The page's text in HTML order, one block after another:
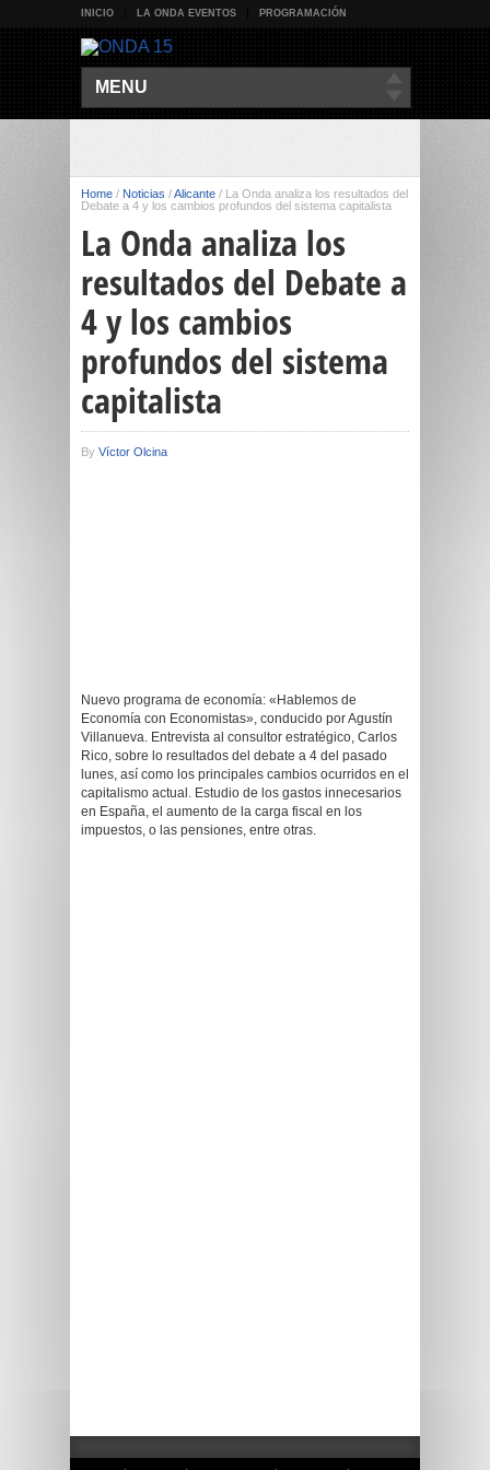
INICIO LA ONDA EVENTOS PROGRAMACIÓN
MENU
Home / Noticias /Alicante / La Onda analiza los resultados del
Debate a 4 y los cambios profundos del sistema capitalista
La Onda analiza los
resultados del Debate a
4 y los cambios
profundos del sistema
capitalista
By Víctor Olcina
Nuevo programa de economía: «Hablemos de
Economía con Economistas», conducido por Agustín
Villanueva. Entrevista al consultor estratégico, Carlos
Rico, sobre lo resultados del debate a 4 del pasado
lunes, así como los principales cambios ocurridos en el
capitalismo actual. Estudio de los gastos innecesarios
en España, el aumento de la carga fiscal en los
impuestos, o las pensiones, entre otras.